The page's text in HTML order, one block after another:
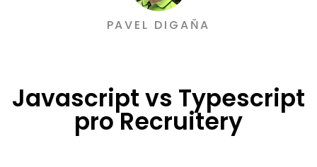
PAVEL DIGAŇA
Javascript vs Typescript
pro Recruitery